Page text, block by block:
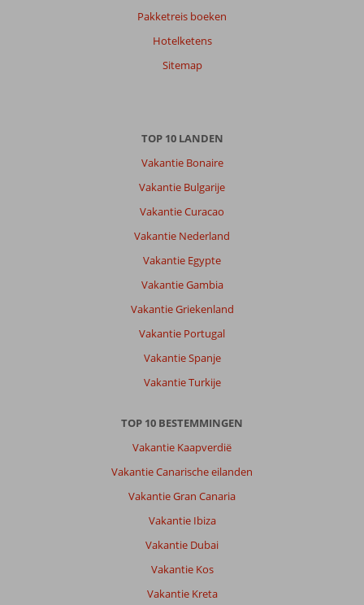
Pakketreis boeken
Hotelketens
Sitemap
TOP 10 LANDEN
Vakantie Bonaire
Vakantie Bulgarije
Vakantie Curacao
Vakantie Nederland
Vakantie Egypte
Vakantie Gambia
Vakantie Griekenland
Vakantie Portugal
Vakantie Spanje
Vakantie Turkije
TOP 10 BESTEMMINGEN
Vakantie Kaapverdië
Vakantie Canarische eilanden
Vakantie Gran Canaria
Vakantie Ibiza
Vakantie Dubai
Vakantie Kos
Vakantie Kreta